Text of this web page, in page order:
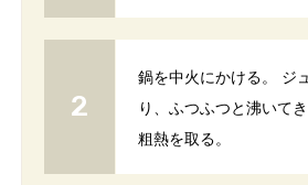
鍋を中火にかける。 ジ
り、ふつふつと沸いて
粗熱を取る。